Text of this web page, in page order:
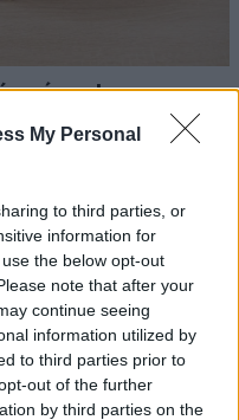
My Personal
to third parties, or
information for
the below opt-out
note that after your
continue seeing
information utilized by
to third parties prior to
out of the further
by third parties on the
σύσκεψη στον
διακίνηση των
στοGoogle News
τις ειδήσεις